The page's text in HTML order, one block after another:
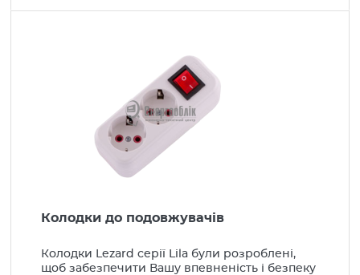
Колодки до подовжувачів
Колодки Lezard серії Lila були розроблені,
щоб забезпечити Вашу впевненість і безпеку